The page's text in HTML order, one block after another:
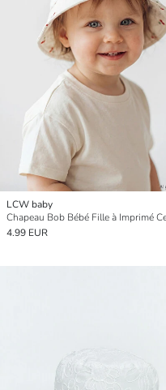
LCW baby
Chapeau Bob Bébé Fille à Imprimé
4.99 EUR